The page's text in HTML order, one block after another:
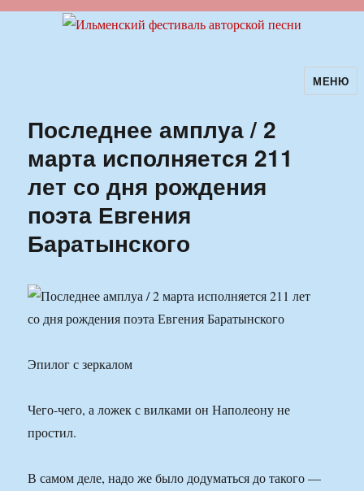
Ильменский фестиваль авторскойМЕНЮ
Последнее амплуа / 2
марта исполняется 211
лет со дня рождения
поэта Евгения
Баратынского
Эпилог с зеркалом
Чего-чего, а ложек с вилками он Наполеону не
простил.
В самом деле, надо же было додуматься до такого —